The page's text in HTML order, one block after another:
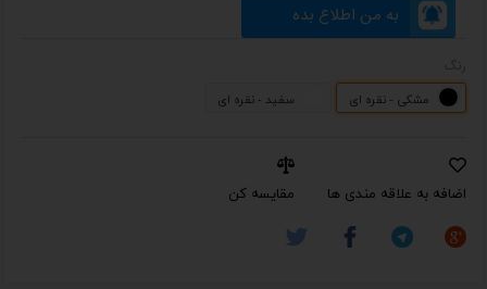
به من اطلاع بده
مشکی - نقره ای سفید - نقره ای
اضافه به علاقه مندی ها مقایسه کن